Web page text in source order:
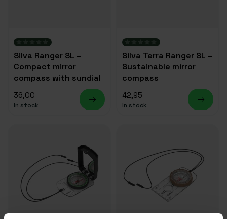
Silva Ranger SL –
Compact mirror
compass with sundial
36,00
In stock
Silva Terra Ranger SL –
Sustainable mirror
compass
42,95
In stock